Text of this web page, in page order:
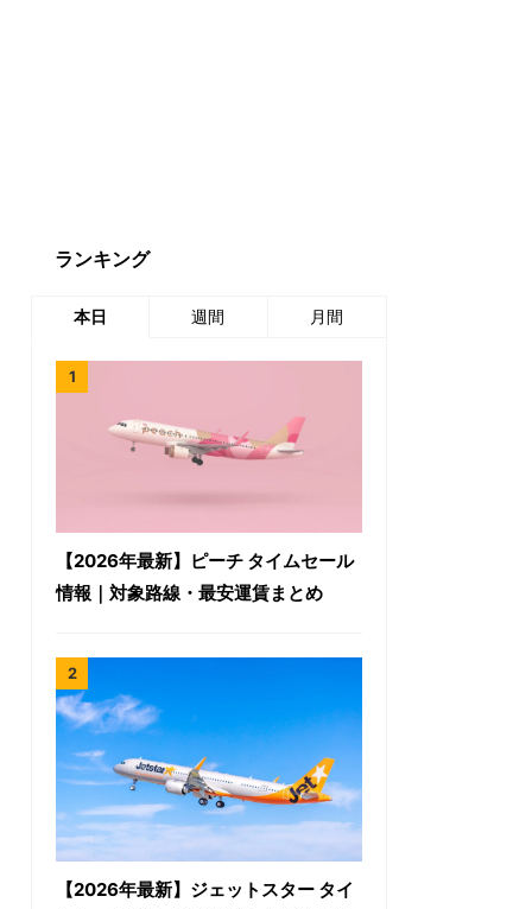
ランキング
本日 週間 月間
【2026年最新】ピーチ タイムセール
情報｜対象路線・最安運賃まとめ
【2026年最新】ジェットスター タイ